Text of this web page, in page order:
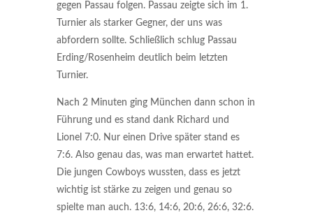
gegen Passau folgen. Passau zeigte sich im 1.
Turnier als starker Gegner, der uns was
abfordern sollte. Schließlich schlug Passau
Erding/Rosenheim deutlich beim letzten
Turnier.
Nach 2 Minuten ging München dann schon in
Führung und es stand dank Richard und
Lionel 7:0. Nur einen Drive später stand es
7:6. Also genau das, was man erwartet hattet.
Die jungen Cowboys wussten, dass es jetzt
wichtig ist stärke zu zeigen und genau so
spielte man auch. 13:6, 14:6, 20:6, 26:6, 32:6.